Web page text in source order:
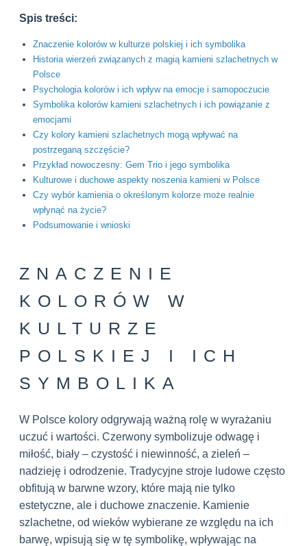
Spis treści:
Znaczenie kolorów w kulturze polskiej i ich symbolika
Historia wierzeń związanych z magią kamieni szlachetnych w
Polsce
Psychologia kolorów i ich wpływ na emocje i samopoczucie
Symbolika kolorów kamieni szlachetnych i ich powiązanie z
emocjami
Czy kolory kamieni szlachetnych mogą wpływać na
postrzeganą szczęście?
Przykład nowoczesny: Gem Trio i jego symbolika
Kulturowe i duchowe aspekty noszenia kamieni w Polsce
Czy wybór kamienia o określonym kolorze może realnie
wpłynąć na życie?
Podsumowanie i wnioski
ZNACZENIE
KOLORÓW W
KULTURZE
POLSKIEJ I ICH
SYMBOLIKA
W Polsce kolory odgrywają ważną rolę w wyrażaniu
uczuć i wartości. Czerwony symbolizuje odwagę i
miłość, biały – czystość i niewinność, a zieleń –
nadzieję i odrodzenie. Tradycyjne stroje ludowe często
obfitują w barwne wzory, które mają nie tylko
estetyczne, ale i duchowe znaczenie. Kamienie
szlachetne, od wieków wybierane ze względu na ich
barwę, wpisują się w tę symbolikę, wpływając na